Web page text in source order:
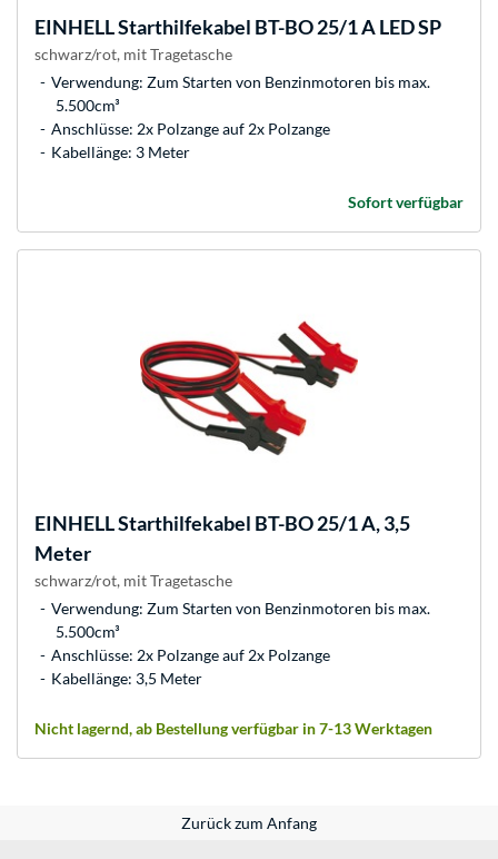
EINHELLStarthilfekabel BT-BO 25/1 A LED SP
schwarz/rot, mit Tragetasche
Verwendung: Zum Starten von Benzinmotoren bis max.
5.500cm³
Anschlüsse: 2x Polzange auf 2x Polzange
Kabellänge: 3 Meter
Sofort verfügbar
EINHELLStarthilfekabel BT-BO 25/1 A, 3,5
Meter
schwarz/rot, mit Tragetasche
Verwendung: Zum Starten von Benzinmotoren bis max.
5.500cm³
Anschlüsse: 2x Polzange auf 2x Polzange
Kabellänge: 3,5 Meter
Nicht lagernd, ab Bestellung verfügbar in 7-13 Werktagen
Zurück zum Anfang